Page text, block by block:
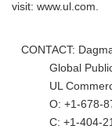
visit: www.ul.com.
CONTACT:
Global Public
UL
O: +1-678-
C: +1-404-